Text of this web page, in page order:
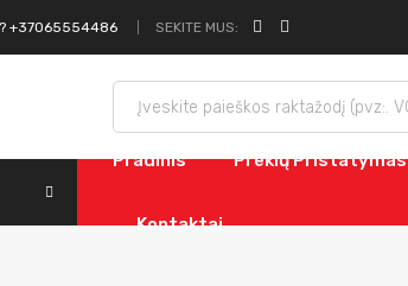
+37065554486 SEKITE MUS:
Pradinis Prekių Pristatymas
Kontaktai